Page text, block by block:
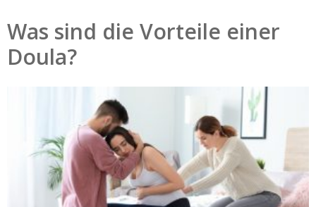
Was sind die Vorteile einer
Doula?